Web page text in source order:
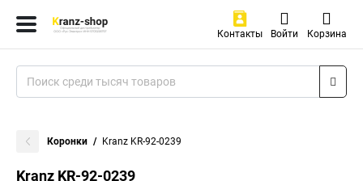
Контакты Войти Корзина
Коронки Kranz KR-92-0239
Kranz KR-92-0239